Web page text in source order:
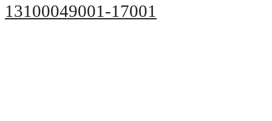
13100049001-17001